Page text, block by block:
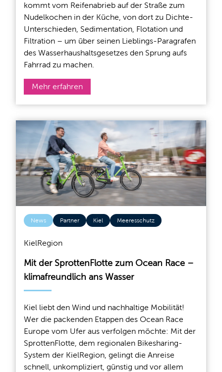
kommt vom Reifenabrieb auf der Straße zum
Nudelkochen in der Küche, von dort zu Dichte-
Unterschieden, Sedimentation, Flotation und
Filtration – um über seinen Lieblings-Paragrafen
des Wasserhaushaltsgesetzes den Sprung aufs
Fahrrad zu machen.
Mehr erfahren
News Partner Kiel Meeresschutz
KielRegion
Mit der SprottenFlotte zum Ocean Race –
klimafreundlich ans Wasser
Kiel liebt den Wind und nachhaltige Mobilität!
Wer die packenden Etappen des Ocean Race
Europe vom Ufer aus verfolgen möchte: Mit der
SprottenFlotte, dem regionalen Bikesharing-
System der KielRegion, gelingt die Anreise
schnell, unkompliziert, günstig und vor allem